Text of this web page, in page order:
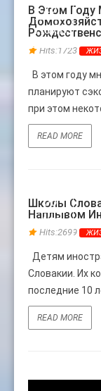
В Этом Году
Hits:1723
В этом году
планируют
при этом
28
НОЯБ
READ MORE
Школы
Наплывом
Hits:2699
Детям
Словакии. Их
последние 10
08
ФЕВ
READ MORE